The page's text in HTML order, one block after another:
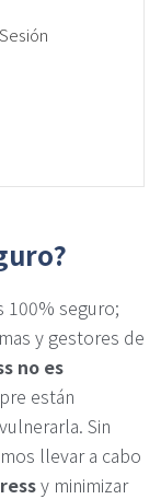
100% seguro;
y gestores de
no es
están
Sin
llevar a cabo
y minimizar